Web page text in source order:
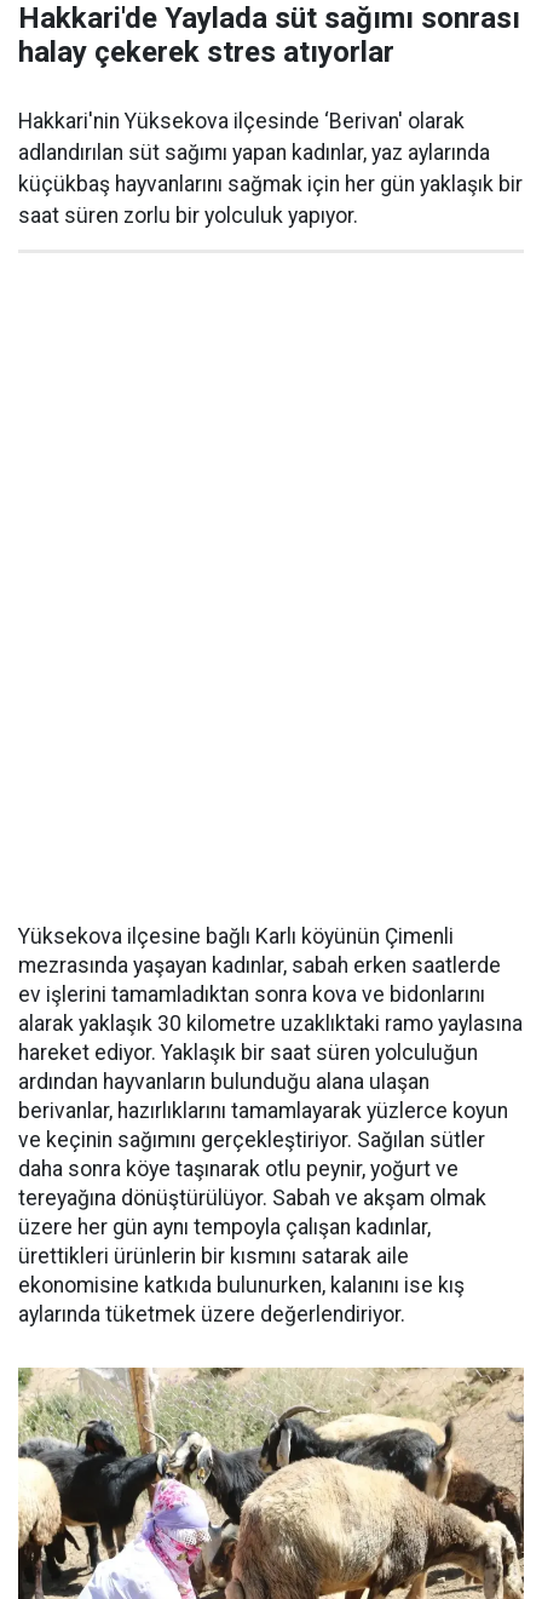
Hakkari'de Yaylada süt sağımı sonrası
halay çekerek stres atıyorlar
Hakkari'nin Yüksekova ilçesinde ‘Berivan' olarak
adlandırılan süt sağımı yapan kadınlar, yaz aylarında
küçükbaş hayvanlarını sağmak için her gün yaklaşık bir
saat süren zorlu bir yolculuk yapıyor.
Yüksekova ilçesine bağlı Karlı köyünün Çimenli
mezrasında yaşayan kadınlar, sabah erken saatlerde
ev işlerini tamamladıktan sonra kova ve bidonlarını
alarak yaklaşık 30 kilometre uzaklıktaki ramo yaylasına
hareket ediyor. Yaklaşık bir saat süren yolculuğun
ardından hayvanların bulunduğu alana ulaşan
berivanlar, hazırlıklarını tamamlayarak yüzlerce koyun
ve keçinin sağımını gerçekleştiriyor. Sağılan sütler
daha sonra köye taşınarak otlu peynir, yoğurt ve
tereyağına dönüştürülüyor. Sabah ve akşam olmak
üzere her gün aynı tempoyla çalışan kadınlar,
ürettikleri ürünlerin bir kısmını satarak aile
ekonomisine katkıda bulunurken, kalanını ise kış
aylarında tüketmek üzere değerlendiriyor.